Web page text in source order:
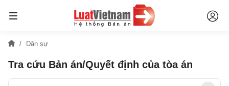
Dân sự
Tra cứu Bản án/Quyết định của tòa án